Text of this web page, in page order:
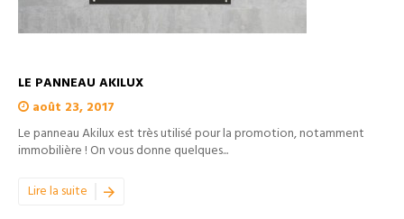
LE PANNEAU AKILUX
août 23, 2017
Le panneau Akilux est très utilisé pour la promotion, notamment
immobilière ! On vous donne quelques...
Lire la suite